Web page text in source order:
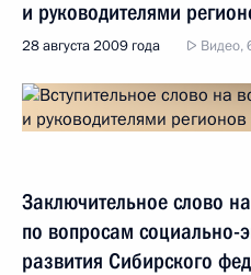
и руководителями
28 августа 2009 года Видео,
Заключительное слово
по вопросам социально-
развития Сибирского